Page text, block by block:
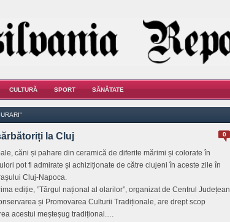
CULTURĂ SPORT SĂNĂTATE
0
la Cluj
căni și pahare din ceramică de diferite mărimi și colorate în
pot fi admirate și achiziționate de către clujeni în aceste zile în
Cluj-Napoca.
ediție, ”Târgul național al olarilor”, organizat de Centrul Județean
și Promovarea Culturii Tradiționale, are drept scop
acestui meșteșug tradițional.…